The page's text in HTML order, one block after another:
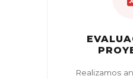
Realizamos